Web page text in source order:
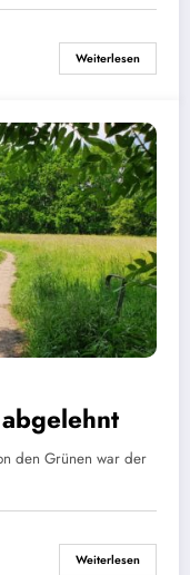
Weiterlesen
den Grünen war der
Weiterlesen